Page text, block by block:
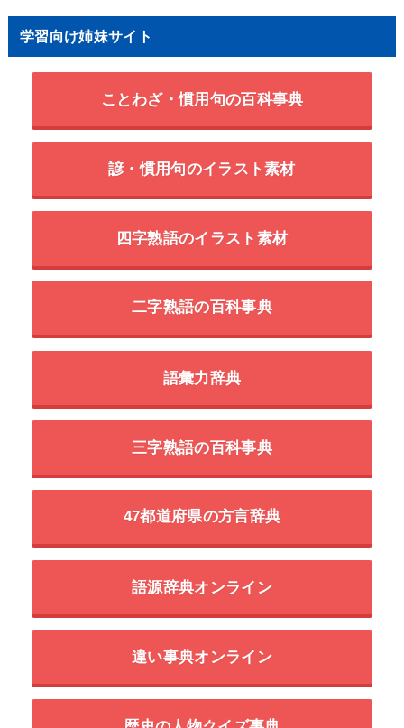
学習向け姉妹サイト
ことわざ・慣用句の百科事典
諺・慣用句のイラスト素材
四字熟語のイラスト素材
二字熟語の百科事典
語彙力辞典
三字熟語の百科事典
47都道府県の方言辞典
語源辞典オンライン
違い事典オンライン